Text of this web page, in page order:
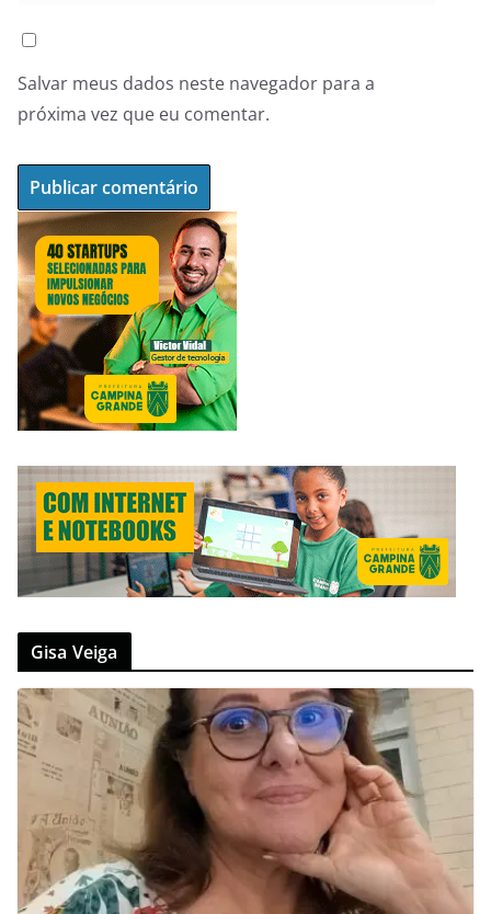
Salvar meus dados neste navegador para a
próxima vez que eu comentar.
Gisa Veiga